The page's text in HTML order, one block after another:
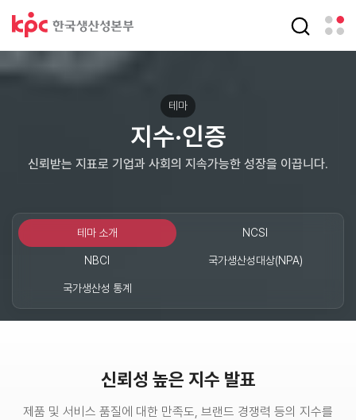
테마
지수·인증​
신뢰받는 지표로 기업과 사회의 지속가능한 성장을 이끕니다.
테마 소개 NCSI
NBCI 국가생산성대상(NPA)
국가생산성 통계
신뢰성 높은 지수 발표
제품 및 서비스 품질에 대한 만족도, 브랜드 경쟁력 등의 지수를